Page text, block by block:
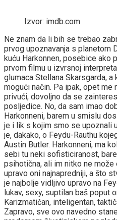
Izvor: imdb.com
Ne znam da li bih se trebao
prvog upoznavanja s planetom
kuću Harkonnen, posebice ako
prvom filmu u izvrsnoj
glumaca Stellana Skarsgarda,
mogući način. Pa ipak, opet
privući, dovoljno da se
posljedice. No, da sam imao
Harkonneni, barem u smislu
je i lik s kojim smo se upoznali
je, dakako, o Feydu-Rauthu
Austin Butler. Harkonneni, ma
sebi tu neki sofisticiranost,
psihotična, ali im nitko ne
upravo oni najnapredniji, a što
je najbolje vidljivo upravo na
lukav, sexy, suptilan baš poput
Karizmatičan, inteligentan,
Zapravo, sve ovo navedno